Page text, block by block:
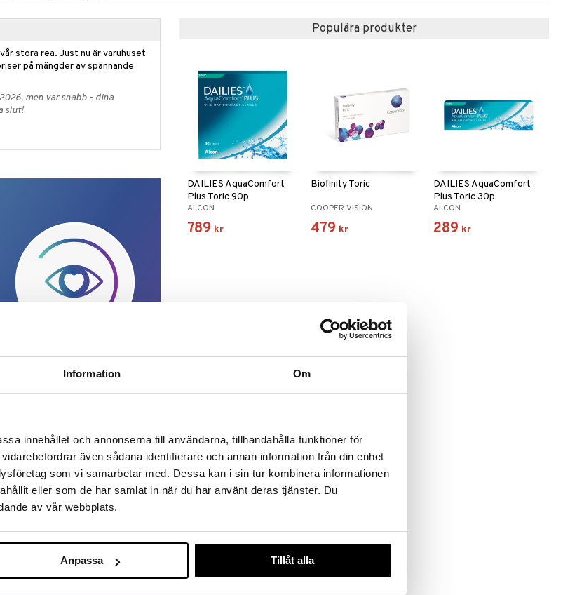
Information Om
innehållet och annonserna till användarna, tillhandahålla funktioner för
även sådana identifierare och annan information från din enhet
som vi samarbetar med. Dessa kan i sin tur kombinera informationen
eller som de har samlat in när du har använt deras tjänster. Du
av vår webbplats.
Anpassa Tillåt alla
stora rea. Just nu är varuhuset
på mängder av spännande
men var snabb - dina
slut!
Populära produkter
DAILIES AquaComfort
Plus Toric 90p
ALCON
789 kr
Biofinity Toric
COOPER VISION
479 kr
DAILIES AquaComfort
Plus Toric 30p
ALCON
289 kr
Acuvue Oasys for
399 kr